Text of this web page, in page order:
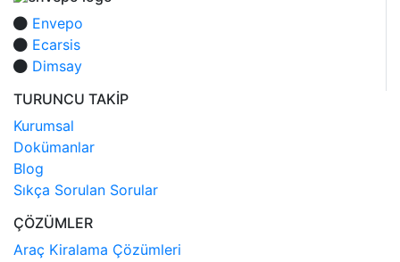
Envepo
Ecarsis
Dimsay
TURUNCU TAKİP
Kurumsal
Dokümanlar
Blog
Sıkça Sorulan Sorular
ÇÖZÜMLER
Araç Kiralama Çözümleri